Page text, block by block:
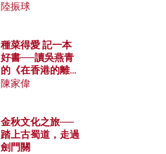
陸振球
種菜得愛 記一本
好書──讀吳燕青
的《在香港的離島
種菜》
陳家偉
金秋文化之旅──
踏上古蜀道，走過
劍門關